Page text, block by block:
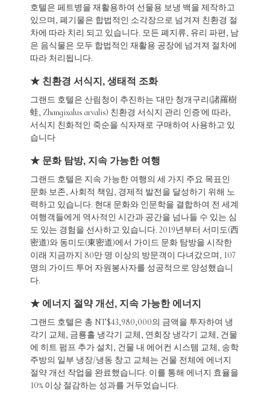
호텔은 페트병을 재활용하여 선물용 보냉 백을 제작하고
있으며, 폐기물은 합법적인 소각장으로 넘겨져 친환경 절
차에 따라 치리 되고 있습니다. 모든 폐지류, 유리 파편, 남
은 음식물은 모두 합법적인 재활용 공장에 넘겨져 절차에
따라 처리됩니다.
★ 친환경 서식지, 생태적 조화
그랜드 호텔은 산림청이 추진하는 '대만 청개구리(諸羅樹
蛙, Zhangixalus arvalis) 친환경 서식지 관리 인증'에 따라,
서식지 친화적인 죽순을 식자재로 구매하여 사용하고 있
습니다
★ 문화 탐방, 지속 가능한 여행
그랜드 호텔은 지속 가능한 여행의 세 가지 주요 목표인
문화 보존, 사회적 책임, 경제적 발전을 달성하기 위해 노
력하고 있습니다. 현대 문화와 인문학을 결합하여 전 세계
여행객들에게 역사적인 시간과 공간을 넘나들 수 있는 심
도 있는 경험을 선사하고 있습니다. 2019년부터 서미도(西
密道)와 동미도(東密道)에서 가이드 문화 탐방을 시작한
이래 지금까지 80만 명 이상의 방문객이 다녀갔으며, 107
명의 가이드 투어 자원봉사자를 성공적으로 양성했습니
다.
★ 에너지 절약 개선, 지속 가능한 에너지
그랜드 호텔은 총 NT$43,980,000의 금액을 투자하여 냉
각기 교체, 금룡홀 냉각기 교체, 연회장 냉각기 교체, 건물
에 히트 펌프 추가 설치, 건물 내 에어컨 시스템 교체, 송학
주방의 일부 냉장/냉동 창고 교체는 건물 전체에 에너지
절약 개선 작업을 완료했습니다. 이를 통해 에너지 효율을
10% 이상 절감하는 성과를 거두었습니다.